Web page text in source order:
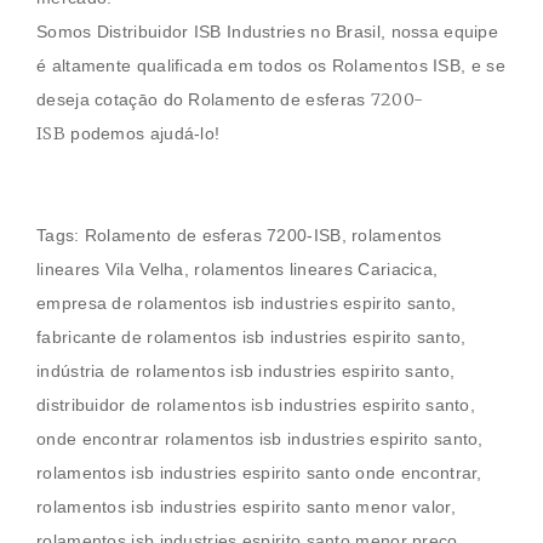
Somos Distribuidor ISB Industries no Brasil, nossa equipe
é altamente qualificada em todos os Rolamentos ISB, e se
deseja cotaçāo do Rolamento de esferas 7200-
ISB podemos ajudá-lo!
Tags: Rolamento de esferas7200-ISB
rolamentos
lineares Vila Velha
, rolamentos lineares Cariacica,
empresa de rolamentos isb industries espirito santo,
fabricante de rolamentos isb industries espirito santo,
indústria de rolamentos isb industries espirito santo,
distribuidor de rolamentos isb industries espirito santo,
onde encontrar rolamentos isb industries espirito santo,
rolamentos isb industries espirito santo onde encontrar,
rolamentos isb industries espirito santo menor valor,